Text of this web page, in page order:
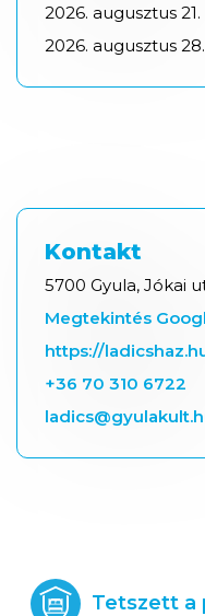
2026. augusztus 21.
2026. augusztus 28.
Kontakt
5700 Gyula, Jókai
Megtekintés
https://
+36 70 310 6722
Tetszett a